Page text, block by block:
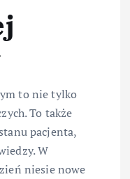
to nie tylko
To także
pacjenta,
W
niesie nowe